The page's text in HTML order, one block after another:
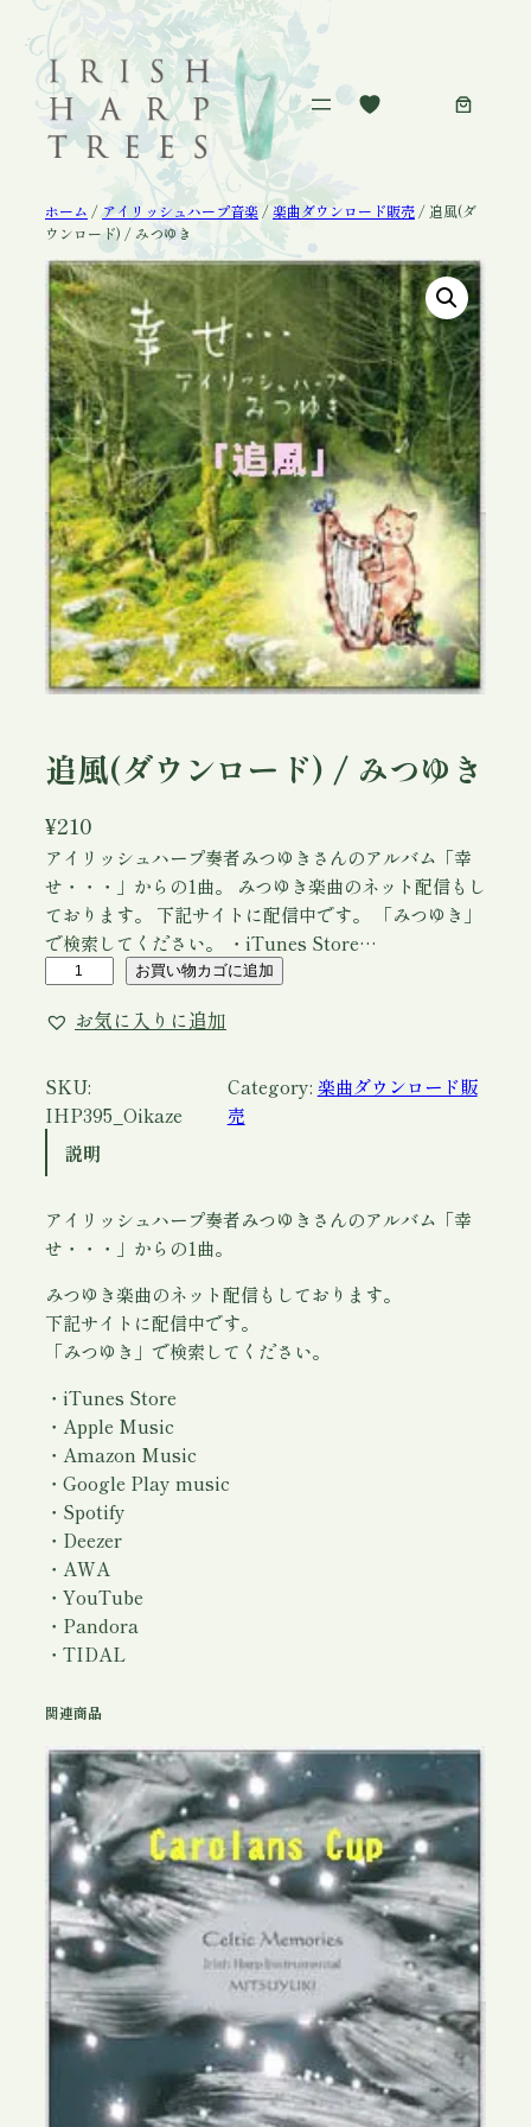
容
ホーム /アイリッシュハープ音楽 /楽曲ダウンロード販売 / 追風(ダ
ウンロード) / みつゆき
追風(ダウンロード) / みつゆき
¥210
アイリッシュハープ奏者みつゆきさんのアルバム「幸
せ・・・」からの1曲。 みつゆき楽曲のネット配信もし
ております。 下記サイトに配信中です。 「みつゆき」
で検索してください。 ・iTunes Store…
(
ウ
ン
)
/
み
つ
ゆ
個
お買い物カゴに追加
お気に入りに追加
SKU:
IHP395_Oikaze
Category: 楽曲ダウンロード販
売
説明
アイリッシュハープ奏者みつゆきさんのアルバム「幸
せ・・・」からの1曲。
みつゆき楽曲のネット配信もしております。
下記サイトに配信中です。
「みつゆき」で検索してください。
・iTunes Store
・Apple Music
・Amazon Music
・Google Play music
・Spotify
・Deezer
・AWA
・YouTube
・Pandora
・TIDAL
関連商品